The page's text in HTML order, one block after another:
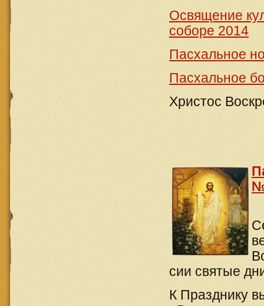
Освящение
соборе 2014
Пасхальное
Пасхальное
Христос
№
сии святые
К Празднику